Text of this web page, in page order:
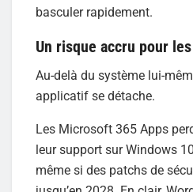
basculer rapidement.
Un risque accru pour
Au-delà du système lui-
applicatif se détache.
Les Microsoft 365 Apps
leur support sur Windows
même si des patchs de